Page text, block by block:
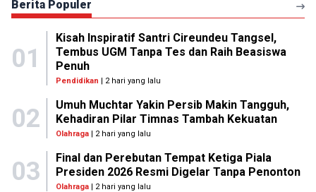
Berita Populer
01
Kisah Inspiratif Santri Cireundeu Tangsel,
Tembus UGM Tanpa Tes dan Raih Beasiswa
Penuh
Pendidikan | 2 hari yang lalu
02
Umuh Muchtar Yakin Persib Makin Tangguh,
Kehadiran Pilar Timnas Tambah Kekuatan
Olahraga| 2 hari yang lalu
03
Final dan Perebutan Tempat Ketiga Piala
Presiden 2026 Resmi Digelar Tanpa Penonton
Olahraga| 2 hari yang lalu